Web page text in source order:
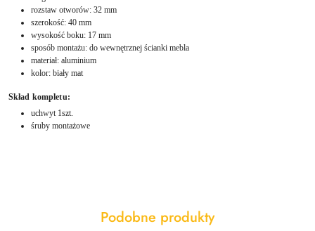
rozstaw otworów: 32 mm
szerokość: 40 mm
wysokość boku: 17 mm
sposób montażu: do wewnętrznej ścianki mebla
materiał: aluminium
kolor: biały mat
Skład kompletu:
uchwyt 1szt.
śruby montażowe
Pomiń karuzelę produktów
Produkty
Podobne produkty